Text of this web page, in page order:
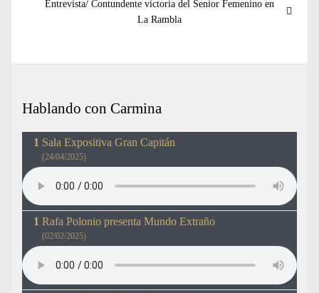
Entrada
Entrevista/ Contundente victoria del Senior Femenino en
La Rambla
Hablando con Carmina
Sala Expositiva Gran Capitán
(24/04/2025)
Rafa Polonio presenta Mundo Extraño
(02/02/2025)